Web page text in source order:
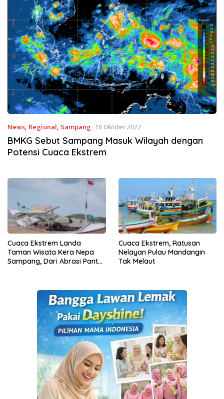
News, Regional, Sampang 18 Oktober 2022
BMKG Sebut Sampang Masuk Wilayah dengan
Potensi Cuaca Ekstrem
Cuaca Ekstrem Landa
Taman Wisata Kera Nepa
Sampang, Dari Abrasi Pantai
Cuaca Ekstrem, Ratusan
Nelayan Pulau Mandangin
Tak Melaut